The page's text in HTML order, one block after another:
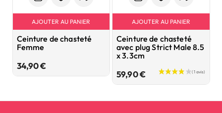
AJOUTER AU PANIER
Ceinture de chasteté
Femme
34,90 €Prix
AJOUTER AU PANIER
Ceinture de chasteté
avec plug Strict Male 8.5
x 3.3cm
59,90 €Prix